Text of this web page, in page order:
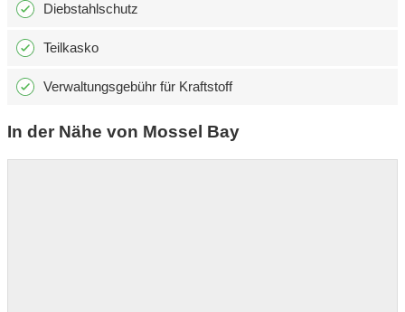
Diebstahlschutz
Teilkasko
Verwaltungsgebühr für Kraftstoff
In der Nähe von Mossel Bay